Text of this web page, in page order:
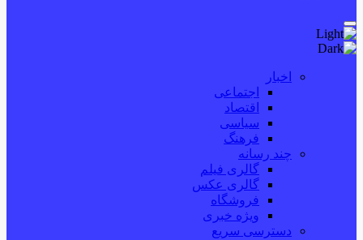
اخبار
اجتماعی
اقتصاد
سیاسی
فرهنگ
چند رسانه
گالری فیلم
گالری عکس
فروشگاه
ویژه خبری
دسترسی سریع